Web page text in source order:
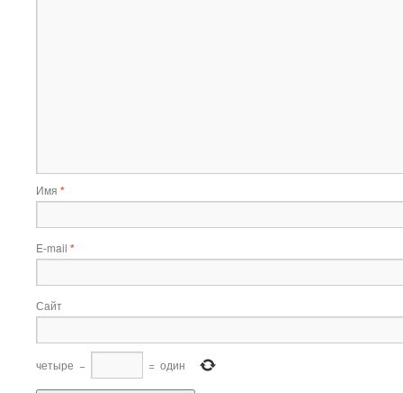
Имя *
E-mail *
Сайт
четыре − = один